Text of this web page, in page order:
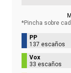
*Pincha sobre
PP
137 escaños
Vox
33 escaños